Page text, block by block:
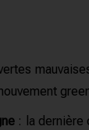
: la dernière